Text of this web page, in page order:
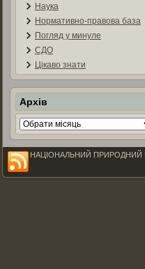
Наука
Нормативно-правова база
Погляд у минуле
СДО
Цікаво знати
Архів
Архів
НАЦІОНАЛЬНИЙ ПРИРОДНИЙ